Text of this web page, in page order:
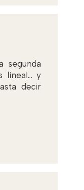
segunda
lineal... y
decir